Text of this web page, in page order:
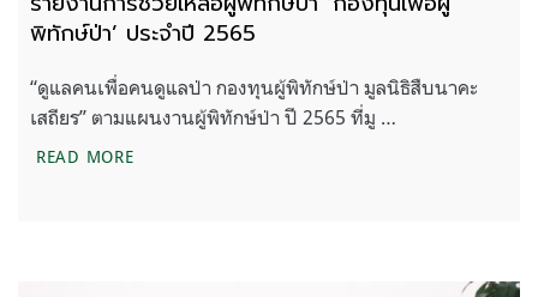
พิทักษ์ป่า’ ประจำปี 2565
“ดูแลคนเพื่อคนดูแลป่า กองทุนผู้พิทักษ์ป่า มูลนิธิสืบนาคะ
เสถียร” ตามแผนงานผู้พิทักษ์ป่า ปี 2565 ที่มู …
READ MOREรายงานการช่วยเหลือผู้พิทักษ์ป่า ‘กองทุนเพื่อผู้พิทักษ์ป่